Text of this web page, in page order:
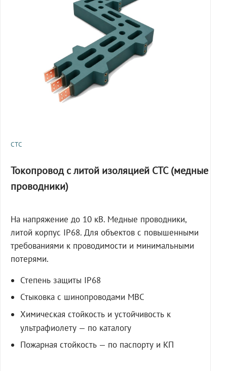
СТС
Токопровод с литой изоляцией СТС (медные
проводники)
На напряжение до 10 кВ. Медные проводники,
литой корпус IP68. Для объектов с повышенными
требованиями к проводимости и минимальными
потерями.
Степень защиты IP68
Стыковка с шинопроводами МВС
Химическая стойкость и устойчивость к
ультрафиолету — по каталогу
Пожарная стойкость — по паспорту и КП